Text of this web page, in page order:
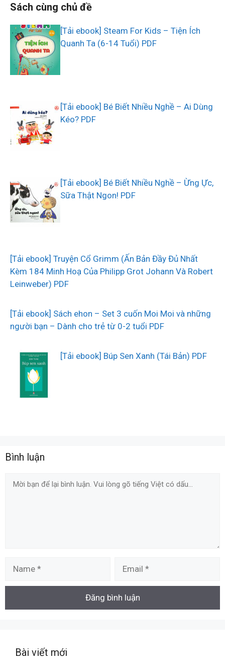
Sách cùng chủ đề
[Tải ebook] Steam For Kids – Tiện Ích
Quanh Ta (6-14 Tuổi) PDF
[Tải ebook] Bé Biết Nhiều Nghề – Ai Dùng
Kéo? PDF
[Tải ebook] Bé Biết Nhiều Nghề – Ừng Ực,
Sữa Thật Ngon! PDF
[Tải ebook] Truyện Cổ Grimm (Ấn Bản Đầy Đủ Nhất
Kèm 184 Minh Hoạ Của Philipp Grot Johann Và Robert
Leinweber) PDF
[Tải ebook] Sách ehon – Set 3 cuốn Moi Moi và những
người bạn – Dành cho trẻ từ 0-2 tuổi PDF
[Tải ebook] Búp Sen Xanh (Tái Bản) PDF
Bình luận
Comment
Bài viết mới